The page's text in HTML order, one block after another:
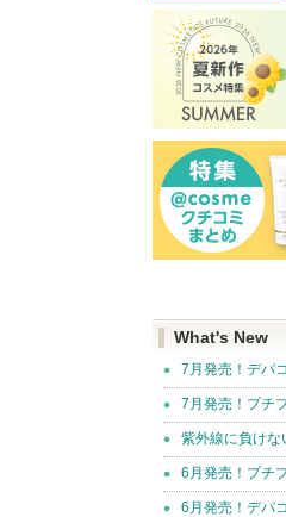
What's New
7月発売！デパ
7月発売！プチ
紫外線に負けな
6月発売！プチ
6月発売！デパ